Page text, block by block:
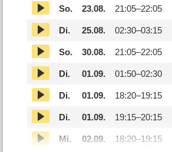
So. 23.08. 21:05–22:05
Di. 25.08. 02:30–03:15
So. 30.08. 21:05–22:05
Di. 01.09. 01:50–02:30
Di. 01.09. 18:20–19:15
Di. 01.09. 19:15–20:15
Mi. 02.09. 18:20–19:15